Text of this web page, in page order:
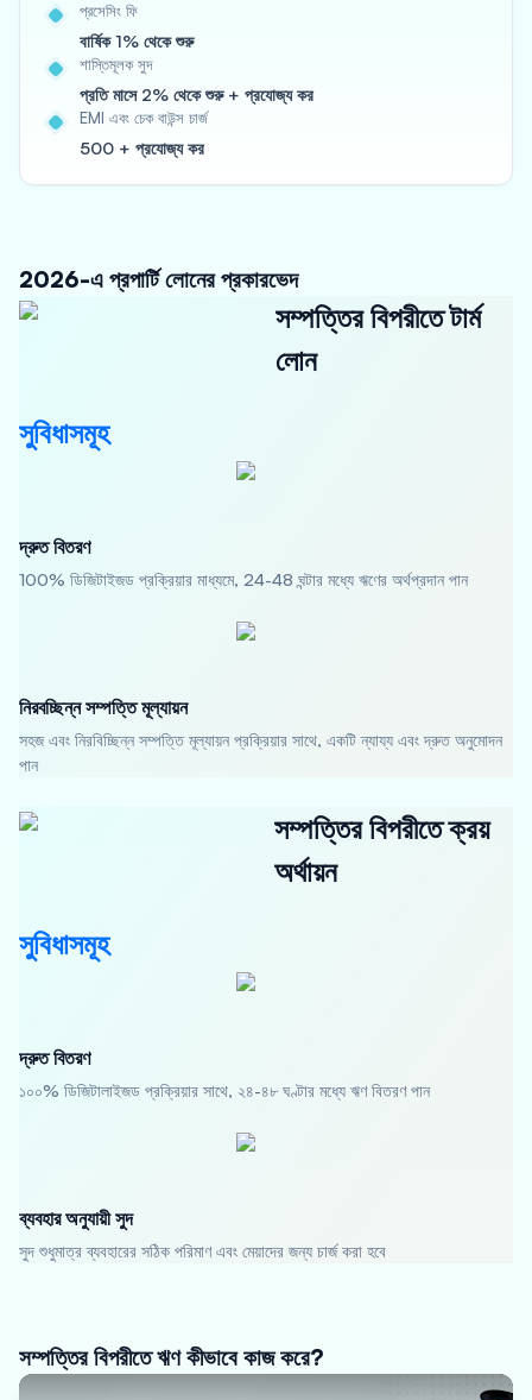
প্রসেসিং ফি
বার্ষিক 1% থেকে শুরু
শাস্তিমূলক সুদ
প্রতি মাসে 2% থেকে শুরু + প্রযোজ্য কর
EMI এবং চেক বাউন্স চার্জ
500 + প্রযোজ্য কর
2026-এ প্রপার্টি লোনের প্রকারভেদ
সম্পত্তির বিপরীতে টার্ম
লোন
সুবিধাসমূহ
দ্রুত বিতরণ
100% ডিজিটাইজড প্রক্রিয়ার মাধ্যমে, 24-48 ঘন্টার মধ্যে ঋণের অর্থপ্রদান পান
নিরবচ্ছিন্ন সম্পত্তি মূল্যায়ন
সহজ এবং নিরবিচ্ছিন্ন সম্পত্তি মূল্যায়ন প্রক্রিয়ার সাথে, একটি ন্যায্য এবং দ্রুত অনুমোদন
পান
সম্পত্তির বিপরীতে ক্রয়
অর্থায়ন
সুবিধাসমূহ
দ্রুত বিতরণ
১০০% ডিজিটালাইজড প্রক্রিয়ার সাথে, ২৪-৪৮ ঘণ্টার মধ্যে ঋণ বিতরণ পান
ব্যবহার অনুযায়ী সুদ
সুদ শুধুমাত্র ব্যবহারের সঠিক পরিমাণ এবং মেয়াদের জন্য চার্জ করা হবে
সম্পত্তির বিপরীতে ঋণ কীভাবে কাজ করে?